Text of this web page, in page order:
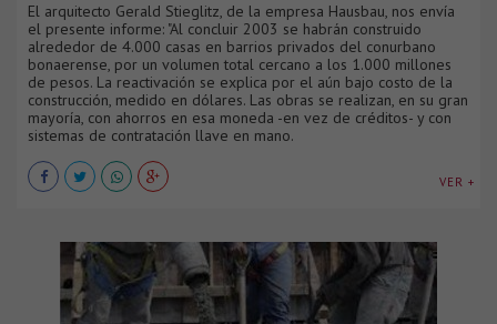
El arquitecto Gerald Stieglitz, de la empresa Hausbau, nos envía
el presente informe: "Al concluir 2003 se habrán construido
alrededor de 4.000 casas en barrios privados del conurbano
bonaerense, por un volumen total cercano a los 1.000 millones
de pesos. La reactivación se explica por el aún bajo costo de la
construcción, medido en dólares. Las obras se realizan, en su gran
mayoría, con ahorros en esa moneda -en vez de créditos- y con
sistemas de contratación llave en mano.
VER +